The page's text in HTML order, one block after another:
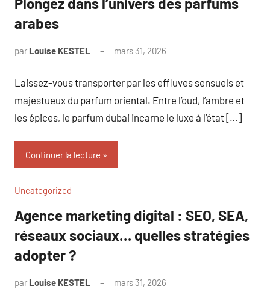
arabes
par Louise KESTEL mars 31, 2026
Laissez-vous transporter par les effluves sensuels et
majestueux du parfum oriental. Entre l’oud, l’ambre et
les épices, le parfum dubai incarne le luxe à l’état […]
Continuer la lecture
Uncategorized
Agence marketing digital : SEO, SEA,
réseaux sociaux… quelles stratégies
adopter ?
par Louise KESTEL mars 31, 2026